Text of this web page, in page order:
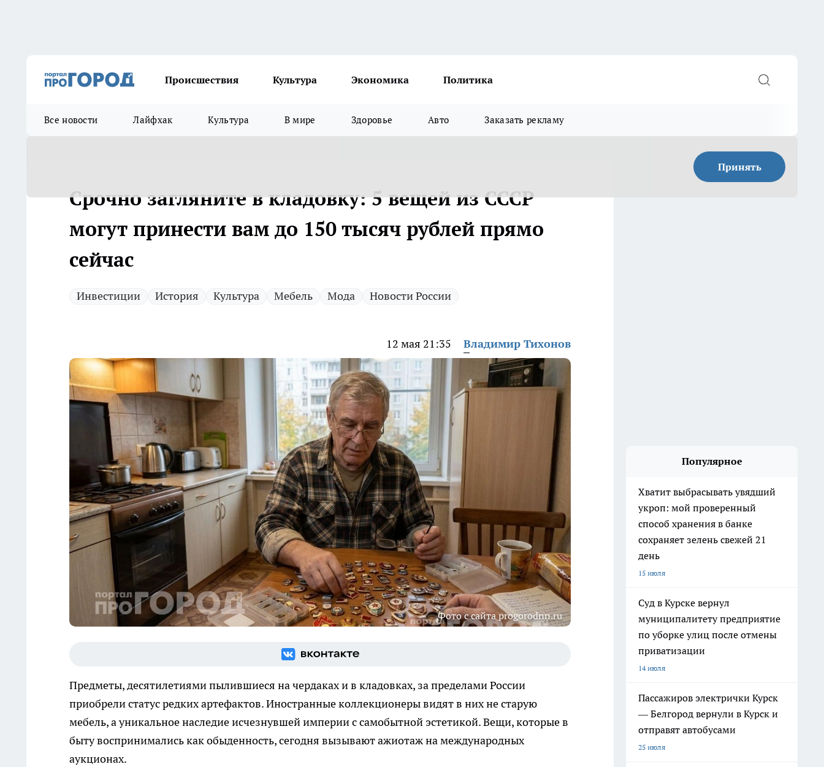
Происшествия Культура Экономика Политика
Все новости Лайфхак Культура В мире Здоровье Авто Заказать рекламу
Принять
Срочно загляните в кладовку: 5 вещей из СССР
могут принести вам до 150 тысяч рублей прямо
сейчас
Инвестиции История Культура Мебель Мода Новости России
12 мая 21:35 Владимир Тихонов
Фото с сайта progorodnn.ru
Предметы, десятилетиями пылившиеся на чердаках и в кладовках, за пределами России
приобрели статус редких артефактов. Иностранные коллекционеры видят в них не старую
мебель, а уникальное наследие исчезнувшей империи с самобытной эстетикой. Вещи, которые в
быту воспринимались как обыденность, сегодня вызывают ажиотаж на международных
аукционах.
Популярное
Хватит выбрасывать увядший
укроп: мой проверенный
способ хранения в банке
сохраняет зелень свежей 21
день
15 июля
Суд в Курске вернул
муниципалитету предприятие
по уборке улиц после отмены
приватизации
14 июля
Пассажиров электрички Курск
— Белгород вернули в Курск и
отправят автобусами
25 июля